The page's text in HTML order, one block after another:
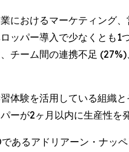
におけるマーケティング
ッパー導入で少なくとも
チーム間の連携不足
体験を活用している組織
ーが2ヶ月以内に生産性を
あるアドリアーン・ナッ